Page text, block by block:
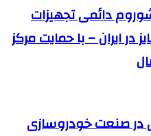
دائمی تجهیزات
در ایران – با حمایت مرکز
در صنعت خودروسازی